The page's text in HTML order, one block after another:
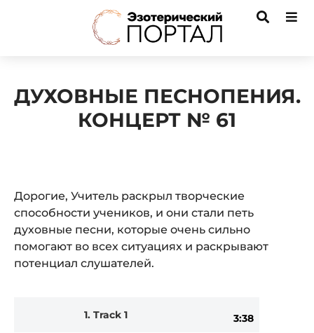
ДУХОВНЫЕ ПЕСНОПЕНИЯ.
КОНЦЕРТ № 61
Дорогие, Учитель раскрыл творческие
способности учеников, и они стали петь
духовные песни, которые очень сильно
помогают во всех ситуациях и раскрывают
потенциал слушателей.
1. Track 1 3:38